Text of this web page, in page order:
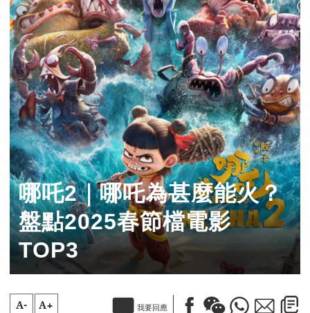
哪吒2｜哪吒為甚麼能火？
盤點2025春節檔電影
TOP3
A- A+ 我要回應